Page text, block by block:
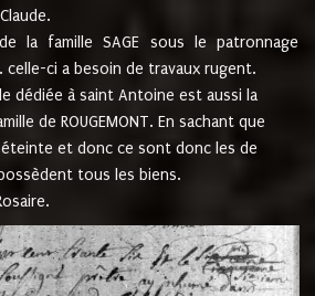
la famille SAGE sous le patronnage
celle-ci a besoin de travaux rugent.
dédiée à saint Antoine est aussi la
de ROUGEMONT. En sachant que
et donc ce sont donc les de
possèdent tous les biens.